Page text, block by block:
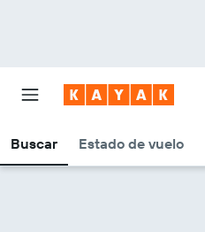
Buscar Estado de vuelo